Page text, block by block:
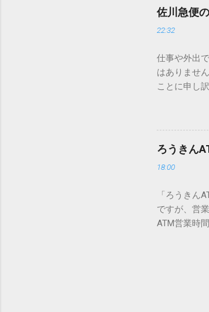
が出てこな
認識する仕
準」「第2水
「Unicode
所」のよう
び出すこと
角」にする
力した数字
佐川急便
22:32
仕事や外出
はありませ
ことに申し
なります。
す。 佐川急
会員サービ
す。 以前は
じめ配達時
本国内で最
します。 1.
時頃に伺い
ろうきん
18:00
「ろうきん
ですが、営
ATM営業時
ATMや提携
低額 平日